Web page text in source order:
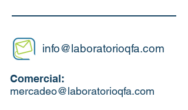
info@laboratorioqfa.com
Comercial:
mercadeo@laboratorioqfa.com